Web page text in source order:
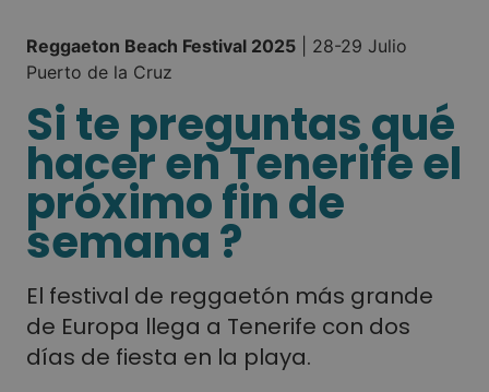
Reggaeton Beach Festival 2025 | 28-29 Julio
Puerto de la Cruz
Si te preguntas qué
hacer en Tenerife el
próximo fin de
semana ?
El festival de reggaetón más grande
de Europa llega a Tenerife con dos
días de fiesta en la playa.